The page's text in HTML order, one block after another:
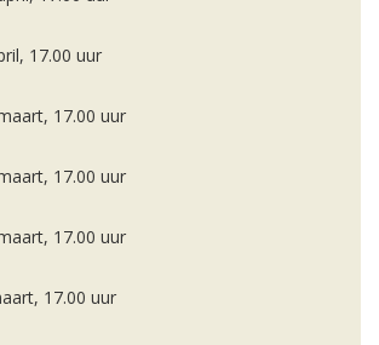
17.00 uur
17.00 uur
17.00 uur
17.00 uur
17.00 uur